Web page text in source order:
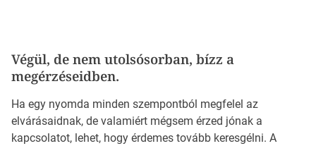
Végül, de nem utolsósorban, bízz a
megérzéseidben.
Ha egy nyomda minden szempontból megfelel az
elvárásaidnak, de valamiért mégsem érzed jónak a
kapcsolatot, lehet, hogy érdemes tovább keresgélni. A